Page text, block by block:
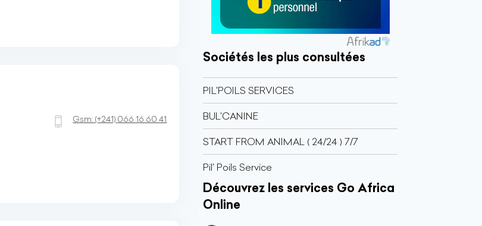
Gsm:(+241) 066 16 60 41
Sociétés les plus consultées
PIL'POILS SERVICES
BUL'CANINE
START FROM ANIMAL ( 24/24 ) 7/7
Pil' Poils Service
Découvrez les services Go Africa
Online